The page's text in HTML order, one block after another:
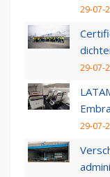
29-07-
29-07-
29-07-